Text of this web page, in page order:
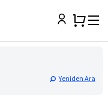
Yeniden Ara